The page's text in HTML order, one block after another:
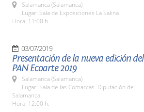
Salamanca (Salamanca)
Lugar: Sala de Exposiciones La Salina
Hora: 11:00 h.
03/07/2019
Presentación de la nueva edición del
PAN Ecoarte 2019
Salamanca (Salamanca)
Lugar: Sala de las Comarcas. Diputación de
Salamanca
Hora: 12:00 h.